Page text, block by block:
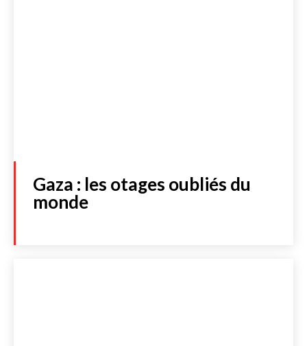
Gaza : les otages oubliés du
monde